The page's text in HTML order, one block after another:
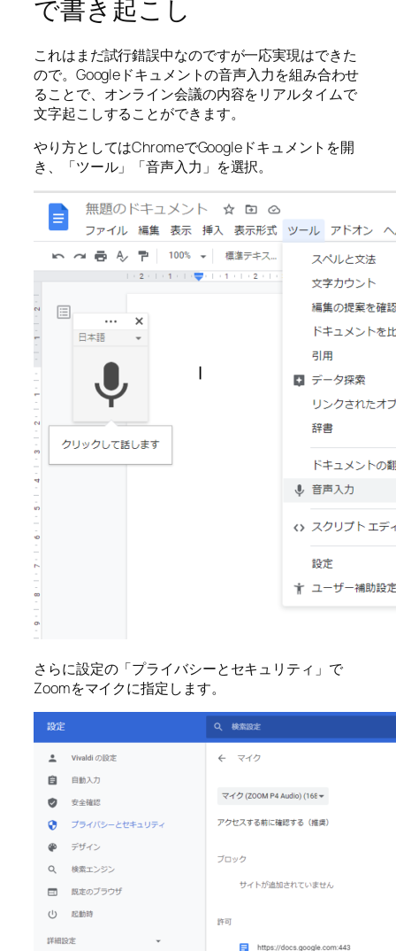
で書き起こし
これはまだ試行錯誤中なのですが一応実現はできた
ので。Googleドキュメントの音声入力を組み合わせ
ることで、オンライン会議の内容をリアルタイムで
文字起こしすることができます。
やり方としてはChromeでGoogleドキュメントを開
き、「ツール」「音声入力」を選択。
さらに設定の「プライバシーとセキュリティ」で
Zoomをマイクに指定します。